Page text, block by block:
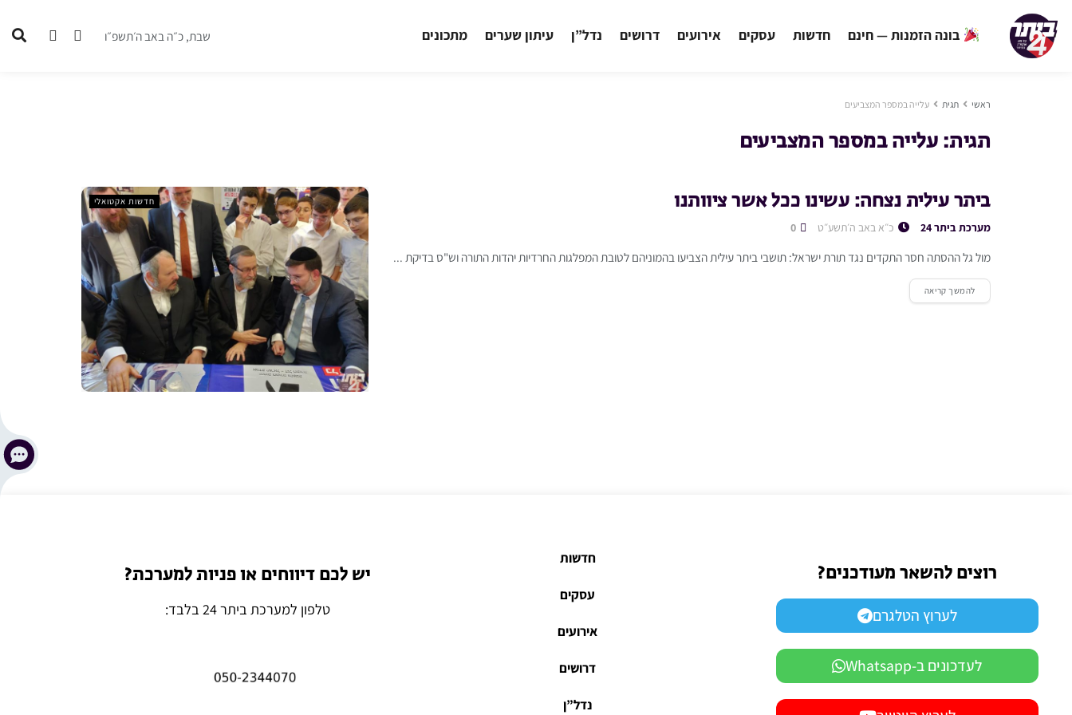
בונה הזמנות — חינם חדשות עסקים אירועים דרושים נדל”ן עיתון שערים מתכונים שבת, כ״ה באב ה׳תשפ״ו
ראשי תגית עלייה במספר המצביעים
תגית: עלייה במספר המצביעים
חדשות אקטואלי ביתר עילית נצחה: עשינו ככל אשר ציוותנו
מערכת ביתר 24 כ״א באב ה׳תשע״ט
מול גל ההסתה חסר התקדים נגד תורת ישראל: תושבי ביתר עילית הצביעו בהמוניהם לטובת המפלגות החרדיות יהדות התורה וש"ס בדיקת ...
להמשך קריאה
רוצים להשאר מעודכנים?
לערוץ הטלגרם
לעדכונים ב-Whatsapp
חדשות
עסקים
אירועים
דרושים
נדל”ן
יש לכם דיווחים או פניות למערכת?
טלפון למערכת ביתר 24 בלבד: